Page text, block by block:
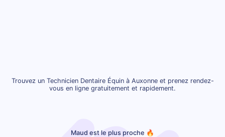
Trouvez un Technicien Dentaire Équin à Auxonne et prenez rendez-
vous en ligne gratuitement et rapidement.
Maud est le plus proche 🔥